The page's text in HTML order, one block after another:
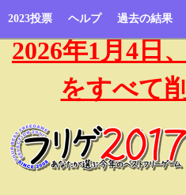
2023投票 ヘルプ 過去の結果
2026年1月4日
をすべて